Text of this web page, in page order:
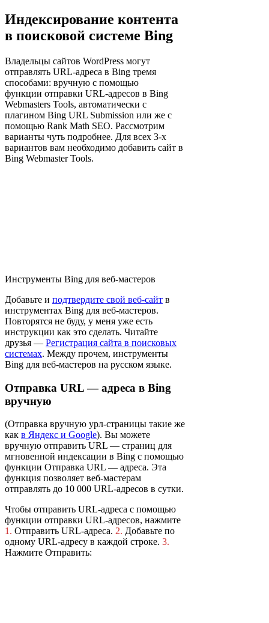
Индексирование контента
в поисковой системе Bing
Владельцы сайтов WordPress могут
отправлять URL-адреса в Bing тремя
способами: вручную с помощью
функции отправки URL-адресов в Bing
Webmasters Tools, автоматически с
плагином Bing URL Submission или же с
помощью Rank Math SEO. Рассмотрим
варианты чуть подробнее. Для всех 3-х
вариантов вам необходимо добавить сайт в
Bing Webmaster Tools.
Инструменты Bing для веб-мастеров
Добавьте и подтвердите свой веб-сайт в
инструментах Bing для веб-мастеров.
Повторятся не буду, у меня уже есть
инструкции как это сделать. Читайте
друзья — Регистрация сайта в поисковых
системах. Между прочем, инструменты
Bing для веб-мастеров на русском языке.
Отправка URL — адреса в Bing
вручную
(Отправка вручную урл-страницы такие же
как в Яндекс и Google). Вы можете
вручную отправить URL — страниц для
мгновенной индексации в Bing с помощью
функции Отправка URL — адреса. Эта
функция позволяет веб-мастерам
отправлять до 10 000 URL-адресов в сутки.
Чтобы отправить URL-адреса с помощью
функции отправки URL-адресов, нажмите
1. Отправить URL-адреса. 2. Добавьте по
одному URL-адресу в каждой строке. 3.
Нажмите Отправить: